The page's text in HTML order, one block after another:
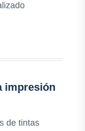
impresión
de tintas